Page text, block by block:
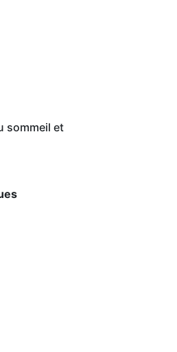
sommeil et